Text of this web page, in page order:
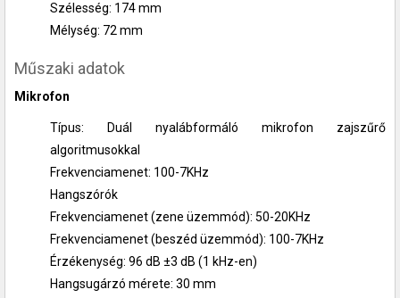
Szélesség: 174 mm
Mélység: 72 mm
Műszaki adatok
Mikrofon
Típus: Duál nyalábformáló mikrofon zajszűrő
algoritmusokkal
Frekvenciamenet: 100-7KHz
Hangszórók
Frekvenciamenet (zene üzemmód): 50-20KHz
Frekvenciamenet (beszéd üzemmód): 100-7KHz
Érzékenység: 96 dB ±3 dB (1 kHz-en)
Hangsugárzó mérete: 30 mm